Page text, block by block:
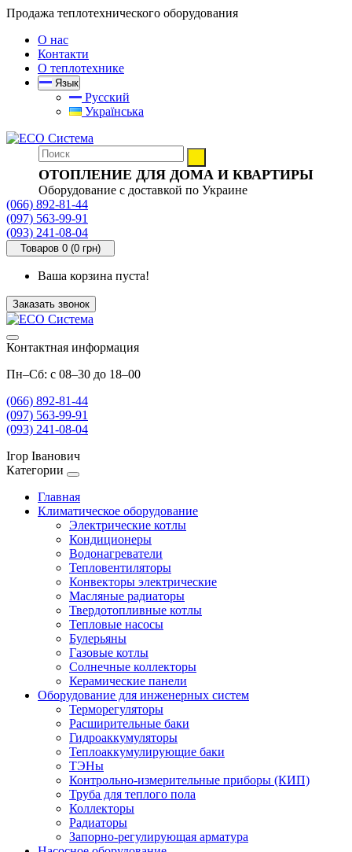
Продажа теплотехнического оборудования
О нас
Контакти
О теплотехнике
Язык
Русский
Українська
ОТОПЛЕНИЕ ДЛЯ ДОМА И КВАРТИРЫ
Оборудование с доставкой по Украине
(066) 892-81-44
(097) 563-99-91
(093) 241-08-04
Товаров 0 (0 грн)
Ваша корзина пуста!
Заказать звонок
Контактная информация
Пн–Сб: с 08–30 до 18–00
(066) 892-81-44
(097) 563-99-91
(093) 241-08-04
Ігор Іванович
Категории
Главная
Климатическое оборудование
Электрические котлы
Кондиционеры
Водонагреватели
Тепловентиляторы
Конвекторы электрические
Масляные радиаторы
Твердотопливные котлы
Тепловые насосы
Булерьяны
Газовые котлы
Солнечные коллекторы
Керамические панели
Оборудование для инженерных систем
Терморегуляторы
Расширительные баки
Гидроаккумуляторы
Теплоаккумулирующие баки
ТЭНы
Контрольно-измерительные приборы (КИП)
Труба для теплого пола
Коллекторы
Радиаторы
Запорно-регулирующая арматура